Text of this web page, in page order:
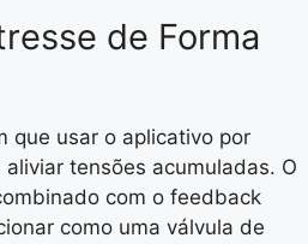
de Forma
que usar o aplicativo por
tensões acumuladas. O
com o feedback
como uma válvula de